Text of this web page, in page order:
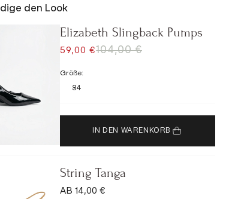
den Look
Elizabeth Slingback Pumps
ANGEBOT
59,00 €REGULÄRER PREIS
104,00 €
Größe:
34
IN DEN WARENKORB
String Tanga
ANGEBOT
AB 14,00 €